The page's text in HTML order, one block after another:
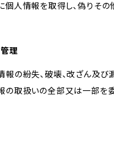
個人情報を取得し、偽りそ
理
報の紛失、破壊、改ざん及
の取扱いの全部又は一部を